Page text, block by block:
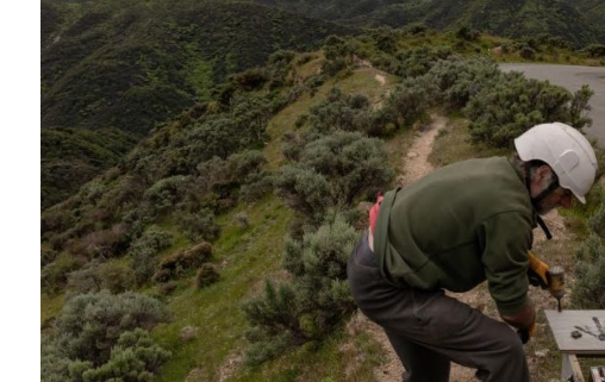
InstagramFacebook
TwitterYoutube